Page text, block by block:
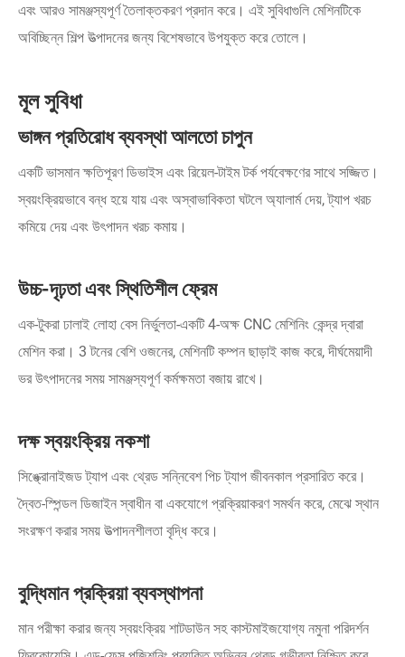
এবং আরও সামঞ্জস্যপূর্ণ তৈলাক্তকরণ প্রদান করে। এই সুবিধাগুলি মেশিনটিকে
অবিচ্ছিন্ন শিল্প উত্পাদনের জন্য বিশেষভাবে উপযুক্ত করে তোলে।
মূল সুবিধা
ভাঙ্গন প্রতিরোধ ব্যবস্থা আলতো চাপুন
একটি ভাসমান ক্ষতিপূরণ ডিভাইস এবং রিয়েল-টাইম টর্ক পর্যবেক্ষণের সাথে সজ্জিত।
স্বয়ংক্রিয়ভাবে বন্ধ হয়ে যায় এবং অস্বাভাবিকতা ঘটলে অ্যালার্ম দেয়, ট্যাপ খরচ
কমিয়ে দেয় এবং উৎপাদন খরচ কমায়।
উচ্চ-দৃঢ়তা এবং স্থিতিশীল ফ্রেম
এক-টুকরা ঢালাই লোহা বেস নির্ভুলতা-একটি 4-অক্ষ CNC মেশিনিং কেন্দ্র দ্বারা
মেশিন করা। 3 টনের বেশি ওজনের, মেশিনটি কম্পন ছাড়াই কাজ করে, দীর্ঘমেয়াদী
ভর উৎপাদনের সময় সামঞ্জস্যপূর্ণ কর্মক্ষমতা বজায় রাখে।
দক্ষ স্বয়ংক্রিয় নকশা
সিঙ্ক্রোনাইজড ট্যাপ এবং থ্রেড সন্নিবেশ পিচ ট্যাপ জীবনকাল প্রসারিত করে।
দ্বৈত-স্পিন্ডল ডিজাইন স্বাধীন বা একযোগে প্রক্রিয়াকরণ সমর্থন করে, মেঝে স্থান
সংরক্ষণ করার সময় উত্পাদনশীলতা বৃদ্ধি করে।
বুদ্ধিমান প্রক্রিয়া ব্যবস্থাপনা
মান পরীক্ষা করার জন্য স্বয়ংক্রিয় শাটডাউন সহ কাস্টমাইজযোগ্য নমুনা পরিদর্শন